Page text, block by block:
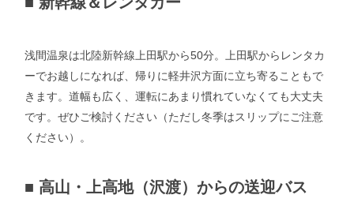
浅間温泉は北陸新幹線上田駅から50分。上田駅からレンタカ
ーでお越しになれば、帰りに軽井沢方面に立ち寄ることもで
きます。道幅も広く、運転にあまり慣れていなくても大丈夫
です。ぜひご検討ください（ただし冬季はスリップにご注意
ください）。
■高山・上高地（沢渡）からの送迎バス